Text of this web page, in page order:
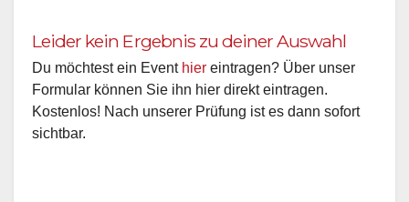
Leider kein Ergebnis zu deiner Auswahl
Du möchtest ein Event hier eintragen? Über unser
Formular können Sie ihn hier direkt eintragen.
Kostenlos! Nach unserer Prüfung ist es dann sofort
sichtbar.